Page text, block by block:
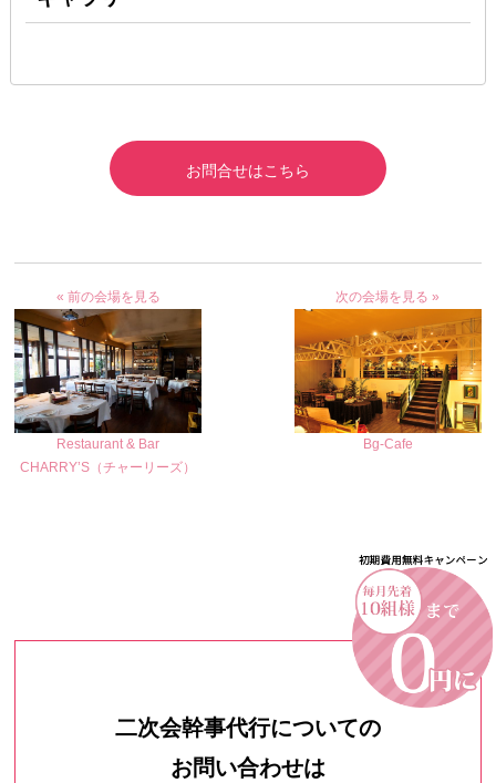
お問合せはこちら
« 前の会場を見る
Restaurant & Bar
CHARRY’S（チャーリーズ）
次の会場を見る »
Bg-Cafe
二次会幹事代行についての
お問い合わせは